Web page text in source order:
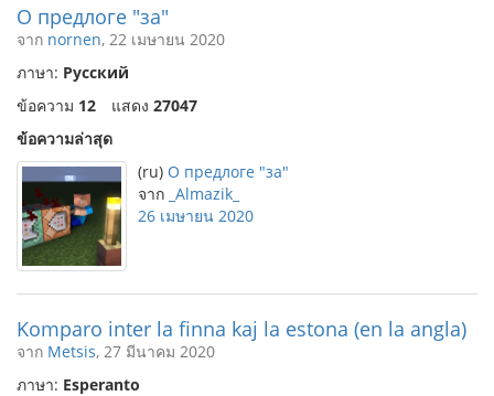
О предлоге "за"
จาก nornen, 22 เมษายน 2020
ภาษา: Русский
ข้อความ 12 แสดง 27047
ข้อความล่าสุด
(ru) О предлоге "за"
จาก _Almazik_
26 เมษายน 2020
Komparo inter la finna kaj la estona (en la angla)
จาก Metsis, 27 มีนาคม 2020
ภาษา: Esperanto